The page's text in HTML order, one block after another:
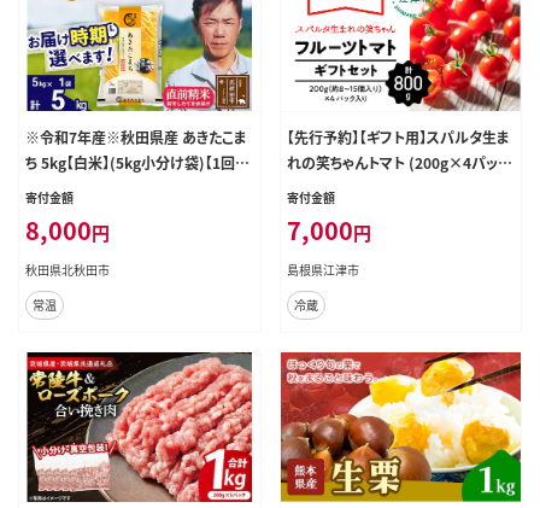
※令和7年産※秋田県産 あきたこま
ち 5kg【白米】(5kg小分け袋)【1回の
みお届け】2025年産 お届け時期選
ァーム 秋田 お米 あきたこまち 米ど
ころ 東北 北秋田市 秋田県産 冷めて
もおいしい おにぎり おむすび お弁
当 白米]
寄付金額
8,000円
秋田県北秋田市
常温
【先行予約】【ギフト用】スパルタ生ま
れの笑ちゃんトマト (200g×4パック
入) フルーツトマト トマト 完熟 産地
発送】 先行予約 先行受付
寄付金額
7,000円
島根県江津市
冷蔵